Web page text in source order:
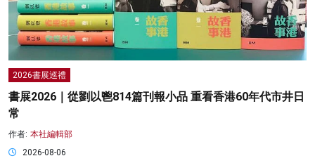
2026書展巡禮
書展2026｜從劉以鬯814篇刊報小品 重看香港60年代市井日
常
作者: 本社編輯部
2026-08-06